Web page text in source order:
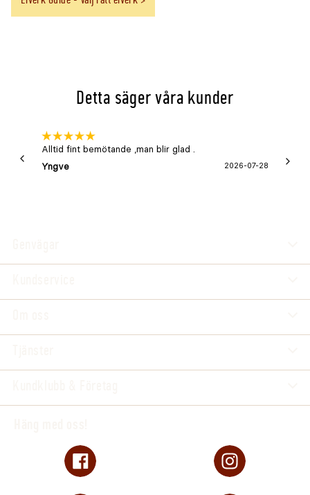
Detta säger våra kunder
Alltid fint bemötande ,man blir glad .
Yngve
2026-07-28